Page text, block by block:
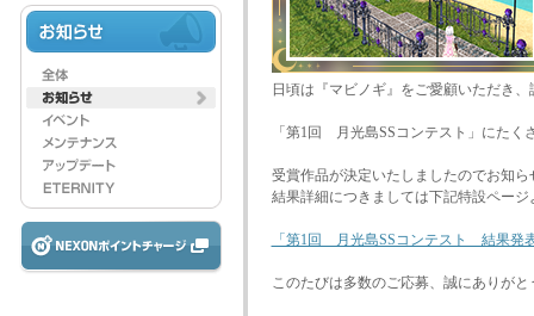
日頃は『マビノギ』をご愛顧いただき
「第1回 月光島SSコンテスト」にたく
受賞作品が決定いたしましたのでお知ら
結果詳細につきましては下記特設ペー
「第1回 月光島SSコンテスト 結果発
このたびは多数のご応募、誠にありが